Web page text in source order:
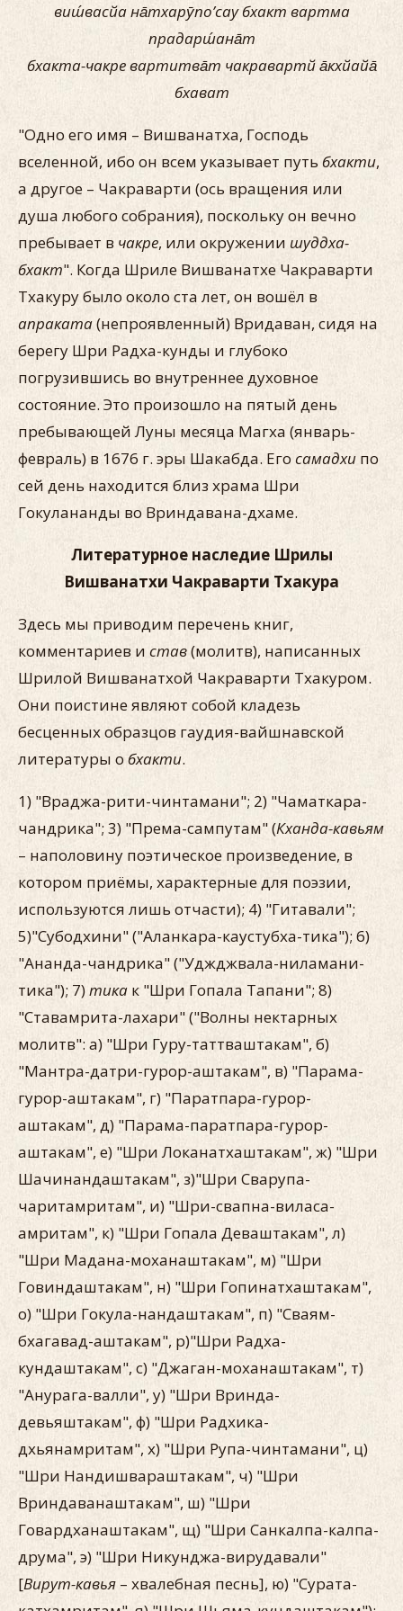
виш́васйа на̄тхарӯпо’сау бхакт вартма
прадарш́ана̄т
бхакта-чакре вартитва̄т чакравартй а̄кхйайа̄
бхават
"Одно его имя – Вишванатха, Господь
вселенной, ибо он всем указывает путьбхакти,
а другое – Чакраварти (ось вращения или
душа любого собрания), поскольку он вечно
пребывает в чакре, или окружении шуддха-
бхакт". Когда Шриле Вишванатхе Чакраварти
Тхакуру было около ста лет, он вошёл в
апраката(непроявленный) Вридаван, сидя на
берегу Шри Радха-кунды и глубоко
погрузившись во внутреннее духовное
состояние. Это произошло на пятый день
пребывающей Луны месяца Магха (январь-
февраль) в 1676 г. эры Шакабда. Его самадхи по
сей день находится близ храма Шри
Гокулананды во Вриндавана-дхаме.
Литературное наследие Шрилы
Вишванатхи Чакраварти Тхакура
Здесь мы приводим перечень книг,
комментариев и став(молитв), написанных
Шрилой Вишванатхой Чакраварти Тхакуром.
Они поистине являют собой кладезь
бесценных образцов гаудия-вайшнавской
литературы обхакти.
1) "Враджа-рити-чинтамани"; 2) "Чаматкара-
чандрика"; 3) "Према-сампутам" (Кханда-кавьям
– наполовину поэтическое произведение, в
котором приёмы, характерные для поэзии,
используются лишь отчасти); 4) "Гитавали";
5)"Субодхини" ("Аланкара-каустубха-тика"); 6)
"Ананда-чандрика" ("Уджджвала-ниламани-
тика"); 7)тика к "Шри Гопала Тапани"; 8)
"Ставамрита-лахари" ("Волны нектарных
молитв": а) "Шри Гуру-таттваштакам", б)
"Мантра-датри-гурор-аштакам", в) "Парама-
гурор-аштакам", г) "Паратпара-гурор-
аштакам", д) "Парама-паратпара-гурор-
аштакам", е) "Шри Локанатхаштакам", ж) "Шри
Шачинандаштакам", з)"Шри Сварупа-
чаритамритам", и) "Шри-свапна-виласа-
амритам", к) "Шри Гопала Деваштакам", л)
"Шри Мадана-моханаштакам", м) "Шри
Говиндаштакам", н) "Шри Гопинатхаштакам",
о) "Шри Гокула-нандаштакам", п) "Сваям-
бхагавад-аштакам", р)"Шри Радха-
кундаштакам", с) "Джаган-моханаштакам", т)
"Анурага-валли", у) "Шри Вринда-
девьяштакам", ф) "Шри Радхика-
дхьянамритам", х) "Шри Рупа-чинтамани", ц)
"Шри Нандишвараштакам", ч) "Шри
Вриндаванаштакам", ш) "Шри
Говардханаштакам", щ) "Шри Санкалпа-калпа-
друма", э) "Шри Никунджа-вирудавали"
[Вирут-кавья – хвалебная песнь], ю) "Сурата-